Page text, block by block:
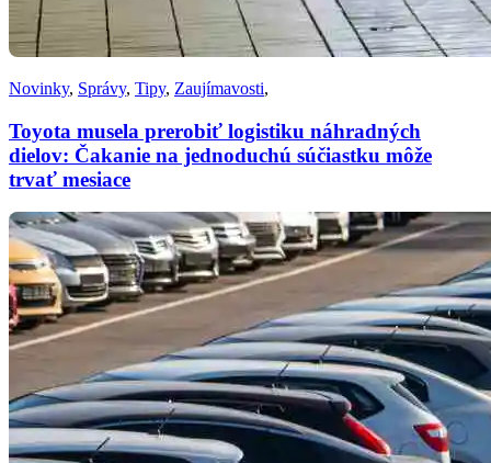
Novinky, Správy, Tipy, Zaujímavosti,
Toyota musela prerobiť logistiku náhradných
dielov: Čakanie na jednoduchú súčiastku môže
trvať mesiace